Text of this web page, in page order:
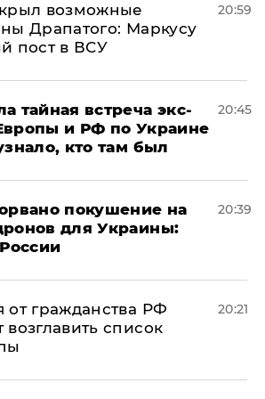
возможные
Драпатого: Маркусу
пост в ВСУ
20:59
тайная встреча экс-
и РФ по Украине
кто там был
20:45
покушение на
для Украины:
20:39
от гражданства РФ
список
20:21